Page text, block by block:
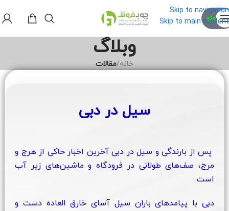
Skip to navigation
Skip to main content
منو
وبلاگ
خانه/مقالات
سیل در دبی
پس از بارندگی و سیل در دبی آخرین اخبار حاکی از هرج و
مرج، صف‌های طولانی در فرودگاه و ماشین‌های زیر آب
است.
دبی با پیامدهای باران سیل آسای خارق العاده‌ دست و